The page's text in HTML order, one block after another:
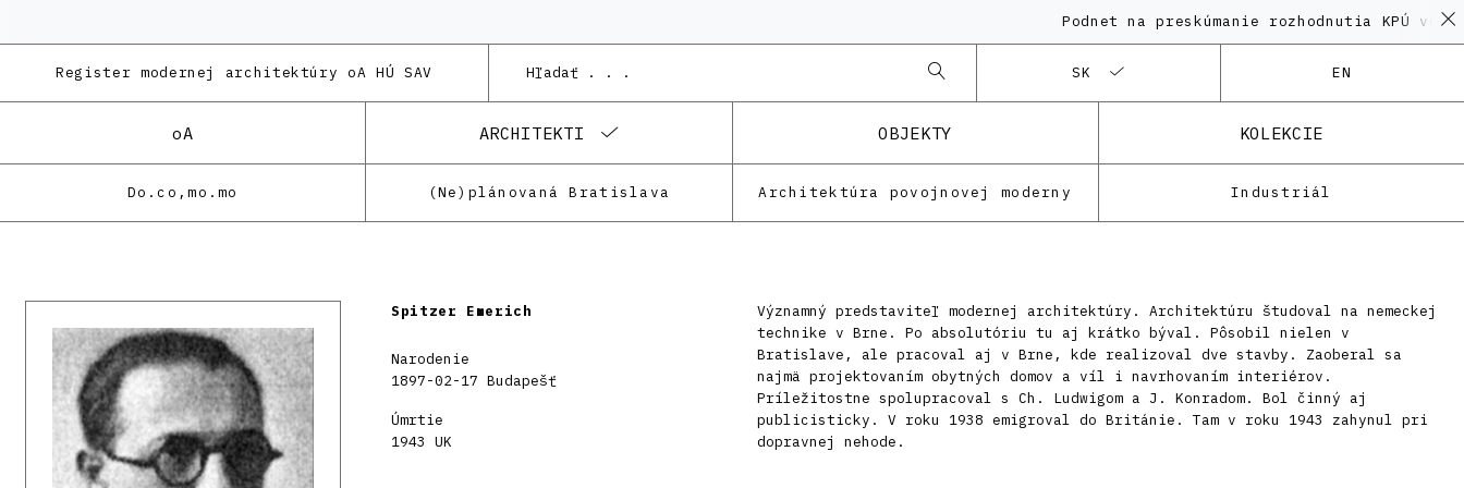
Podnet na preskúmanie rozhodnutia KPÚ vo
Register modernej architektúry oA HÚ SAV SK EN
oA ARCHITEKTI OBJEKTY KOLEKCIE
Do.co,mo.mo (Ne)plánovaná Bratislava Architektúra povojnovej moderny Industriál
Spitzer Emerich
Narodenie
1897-02-17 Budapešť
Úmrtie
1943 UK
Významný predstaviteľ modernej architektúry. Architektúru študoval na nemeckej
technike v Brne. Po absolutóriu tu aj krátko býval. Pôsobil nielen v
Bratislave, ale pracoval aj v Brne, kde realizoval dve stavby. Zaoberal sa
najmä projektovaním obytných domov a víl i navrhovaním interiérov.
Príležitostne spolupracoval s Ch. Ludwigom a J. Konradom. Bol činný aj
publicisticky. V roku 1938 emigroval do Británie. Tam v roku 1943 zahynul pri
dopravnej nehode.